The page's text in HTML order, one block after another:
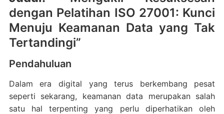
dengan Pelatihan ISO 27001: Kunci
Menuju Keamanan Data yang Tak
Tertandingi”
Pendahuluan
Dalam era digital yang terus berkembang pesat
seperti sekarang, keamanan data merupakan salah
satu hal terpenting yang perlu diperhatikan oleh